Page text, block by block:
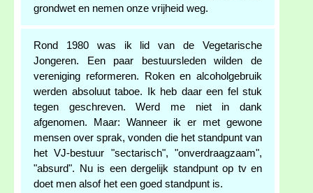
grondwet en nemen onze vrijheid weg.
Rond 1980 was ik lid van de Vegetarische
Jongeren. Een paar bestuursleden wilden de
vereniging reformeren. Roken en alcoholgebruik
werden absoluut taboe. Ik heb daar een fel stuk
tegen geschreven. Werd me niet in dank
afgenomen. Maar: Wanneer ik er met gewone
mensen over sprak, vonden die het standpunt van
het VJ-bestuur "sectarisch", "onverdraagzaam",
"absurd". Nu is een dergelijk standpunt op tv en
doet men alsof het een goed standpunt is.